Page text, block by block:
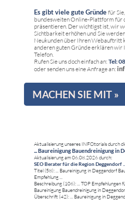
Es gibt viele gute Gründe für
bundesweiten Online-Plattform für
präsentieren. Der wichtigst ist, wir
Sichtbarkeit erhöhen und Sie
Neukunden über Ihren Webauftritt
anderen guten Gründe erklären wir
Telefon.
Rufen Sie uns doch einfach an: Tel:
oder senden uns eine Anfrage an:
MACHEN SIE MIT »
Aktualisierung unseres INFOtorials durch
... Baureinigung Bauendreinigung in
Aktualisierung am 06.08.2026 durch:
SEO Berater für die Region Deggendorf
Titel (58): ... Baureinigung in Deggendorf
Empfehlung ...
Beschreibung (106): ... TOP Empfehlungen
Baureinigung Bauendreinigung in
Überschrift (42): ... Baureinigung in